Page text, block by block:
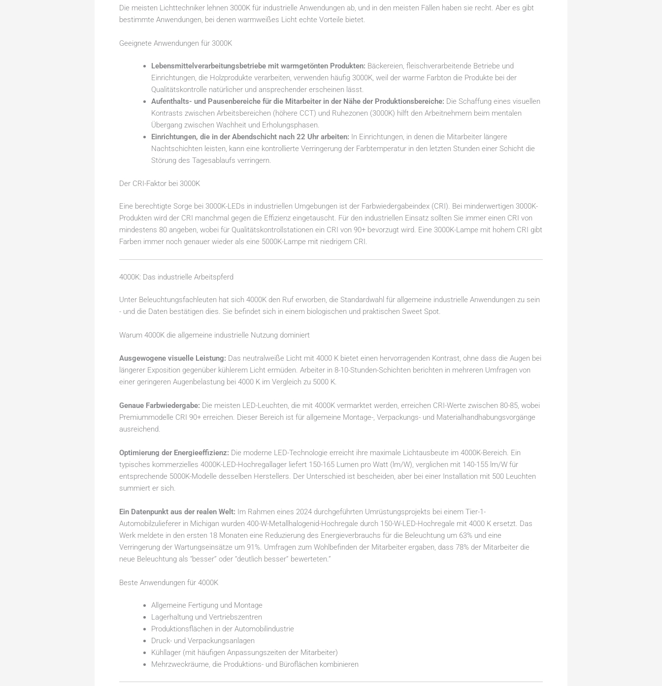
Die meisten Lichttechniker lehnen 3000K für industrielle Anwendungen ab, und in den meisten Fällen haben sie recht. Aber es gibt
bestimmte Anwendungen, bei denen warmweißes Licht echte Vorteile bietet.
Geeignete Anwendungen für 3000K
Lebensmittelverarbeitungsbetriebe mit warmgetönten Produkten: Bäckereien, fleischverarbeitende Betriebe und
Einrichtungen, die Holzprodukte verarbeiten, verwenden häufig 3000K, weil der warme Farbton die Produkte bei der
Qualitätskontrolle natürlicher und ansprechender erscheinen lässt.
Aufenthalts- und Pausenbereiche für die Mitarbeiter in der Nähe der Produktionsbereiche: Die Schaffung eines visuellen
Kontrasts zwischen Arbeitsbereichen (höhere CCT) und Ruhezonen (3000K) hilft den Arbeitnehmern beim mentalen
Übergang zwischen Wachheit und Erholungsphasen.
Einrichtungen, die in der Abendschicht nach 22 Uhr arbeiten: In Einrichtungen, in denen die Mitarbeiter längere
Nachtschichten leisten, kann eine kontrollierte Verringerung der Farbtemperatur in den letzten Stunden einer Schicht die
Störung des Tagesablaufs verringern.
Der CRI-Faktor bei 3000K
Eine berechtigte Sorge bei 3000K-LEDs in industriellen Umgebungen ist der Farbwiedergabeindex (CRI). Bei minderwertigen 3000K-
Produkten wird der CRI manchmal gegen die Effizienz eingetauscht. Für den industriellen Einsatz sollten Sie immer einen CRI von
mindestens 80 angeben, wobei für Qualitätskontrollstationen ein CRI von 90+ bevorzugt wird. Eine 3000K-Lampe mit hohem CRI gibt
Farben immer noch genauer wieder als eine 5000K-Lampe mit niedrigem CRI.
4000K: Das industrielle Arbeitspferd
Unter Beleuchtungsfachleuten hat sich 4000K den Ruf erworben, die Standardwahl für allgemeine industrielle Anwendungen zu sein
- und die Daten bestätigen dies. Sie befindet sich in einem biologischen und praktischen Sweet Spot.
Warum 4000K die allgemeine industrielle Nutzung dominiert
Ausgewogene visuelle Leistung: Das neutralweiße Licht mit 4000 K bietet einen hervorragenden Kontrast, ohne dass die Augen bei
längerer Exposition gegenüber kühlerem Licht ermüden. Arbeiter in 8-10-Stunden-Schichten berichten in mehreren Umfragen von
einer geringeren Augenbelastung bei 4000 K im Vergleich zu 5000 K.
Genaue Farbwiedergabe: Die meisten LED-Leuchten, die mit 4000K vermarktet werden, erreichen CRI-Werte zwischen 80-85, wobei
Premiummodelle CRI 90+ erreichen. Dieser Bereich ist für allgemeine Montage-, Verpackungs- und Materialhandhabungsvorgänge
ausreichend.
Optimierung der Energieeffizienz: Die moderne LED-Technologie erreicht ihre maximale Lichtausbeute im 4000K-Bereich. Ein
typisches kommerzielles 4000K-LED-Hochregallager liefert 150-165 Lumen pro Watt (lm/W), verglichen mit 140-155 lm/W für
entsprechende 5000K-Modelle desselben Herstellers. Der Unterschied ist bescheiden, aber bei einer Installation mit 500 Leuchten
summiert er sich.
Ein Datenpunkt aus der realen Welt: Im Rahmen eines 2024 durchgeführten Umrüstungsprojekts bei einem Tier-1-
Automobilzulieferer in Michigan wurden 400-W-Metallhalogenid-Hochregale durch 150-W-LED-Hochregale mit 4000 K ersetzt. Das
Werk meldete in den ersten 18 Monaten eine Reduzierung des Energieverbrauchs für die Beleuchtung um 63% und eine
Verringerung der Wartungseinsätze um 91%. Umfragen zum Wohlbefinden der Mitarbeiter ergaben, dass 78% der Mitarbeiter die
neue Beleuchtung als “besser” oder “deutlich besser” bewerteten.”
Beste Anwendungen für 4000K
Allgemeine Fertigung und Montage
Lagerhaltung und Vertriebszentren
Produktionsflächen in der Automobilindustrie
Druck- und Verpackungsanlagen
Kühllager (mit häufigen Anpassungszeiten der Mitarbeiter)
Mehrzweckräume, die Produktions- und Büroflächen kombinieren